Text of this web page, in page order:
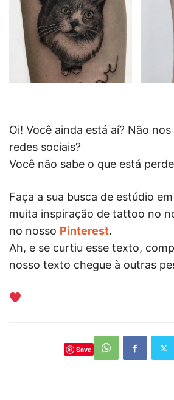
Oi! Você ainda está aí? Não
redes sociais?
Você não sabe o que está
Faça a sua busca de estúdio
muita inspiração de tattoo no
no nosso Pinterest.
Ah, e se curtiu esse texto,
nosso texto chegue à outras
Save